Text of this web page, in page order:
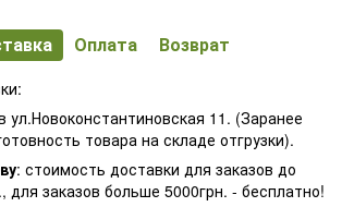
Оплата Возврат
ул.Новоконстантиновская 11. (Заранее
товара на складе отгрузки).
: стоимость доставки для заказов до
для заказов больше 5000грн. - бесплатно!